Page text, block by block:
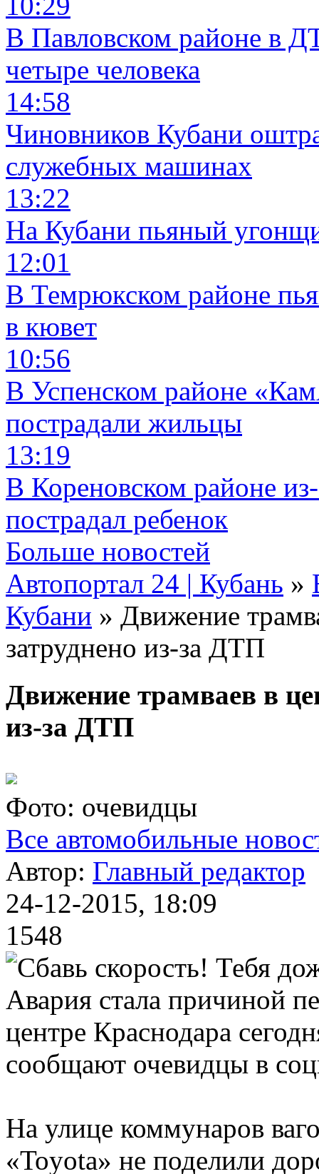
В Павловском районе в
четыре человека
14:58
Чиновников Кубани
служебных машинах
13:22
На Кубани пьяный
12:01
В Темрюкском районе
в кювет
10:56
В Успенском районе
пострадали жильцы
13:19
В Кореновском районе
пострадал ребенок
Больше новостей
Автопортал 24 | Кубань »
Кубани » Движение
затруднено из-за ДТП
Движение трамваев в
из-за ДТП
Фото: очевидцы
Все автомобильные
Автор: Главный редактор
24-12-2015, 18:09
1548
Авария стала причиной
центре Краснодара
сообщают очевидцы в
На улице коммунаров
«Toyota» не поделили